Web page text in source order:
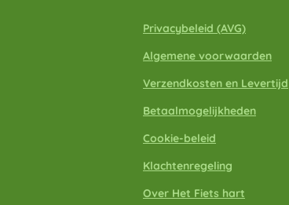
Privacybeleid (AVG)
Algemene voorwaarden
Verzendkosten en Levertijd
Betaalmogelijkheden
Cookie-beleid
Klachtenregeling
Over Het Fiets hart